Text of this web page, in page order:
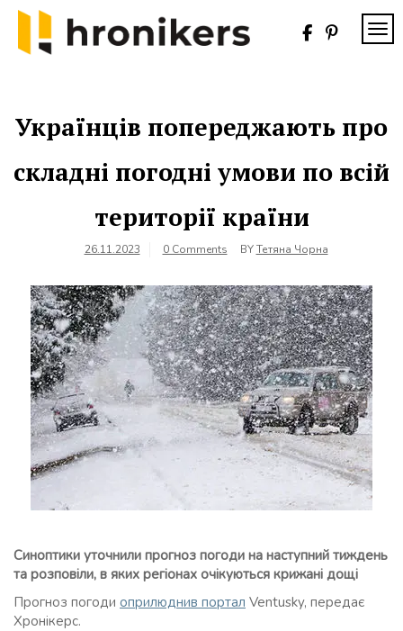
Skip
content
Українців попереджають про
складні погодні умови по всій
території країни
26.11.2023 0 Comments BYТетяна Чорна
Синоптики уточнили прогноз погоди на наступний тиждень
та розповіли, в яких регіонах очікуються крижані дощі
Прогноз погоди оприлюднив портал Ventusky, передає
Хронікерс.